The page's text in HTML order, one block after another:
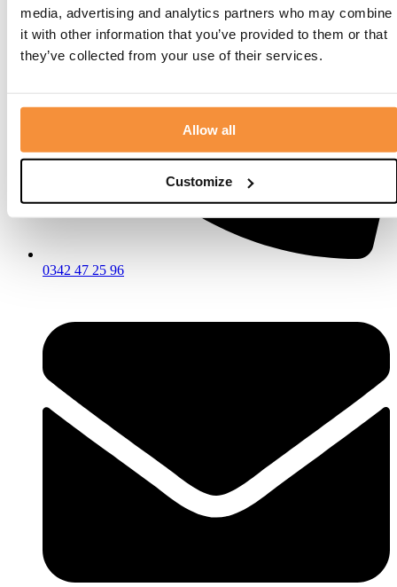
media, advertising and analytics partners who may combine
it with other information that you’ve provided to them or that
they’ve collected from your use of their services.
Allow all
Customize
0342 47 25 96